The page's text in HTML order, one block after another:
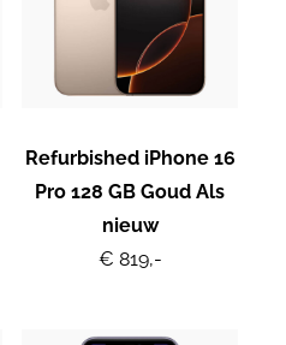
Refurbished iPhone 16
Pro 128 GB Goud Als
nieuw
€ 819,-